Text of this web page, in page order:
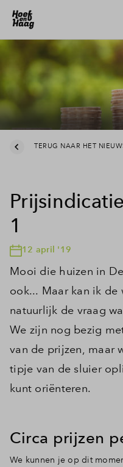
TERUG NAAR HET
1
12 april '19
Mooi die huizen in
ook... Maar kan ik
natuurlijk de vraag
We zijn nog bezig
van de prijzen, maar
tipje van de sluier
kunt oriënteren.
Circa prijzen
We kunnen je op dit